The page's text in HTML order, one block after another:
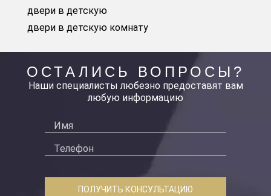
двери в детскую
двери в детскую комнату
ОСТАЛИСЬ ВОПРОСЫ?
Наши специалисты любезно предоставят вам
любую информацию
ПОЛУЧИТЬ КОНСУЛЬТАЦИЮ